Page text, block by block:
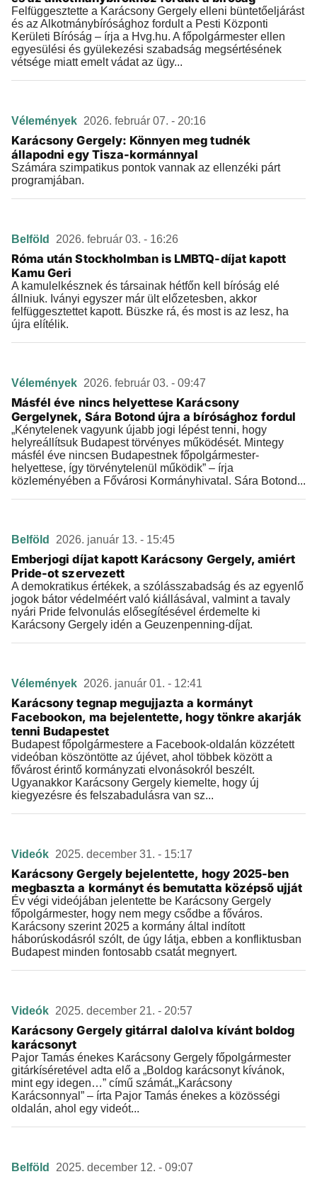
Felfüggesztette a Karácsony Gergely elleni büntetőeljárást
és az Alkotmánybírósághoz fordult a Pesti Központi
Kerületi Bíróság – írja a Hvg.hu. A főpolgármester ellen
egyesülési és gyülekezési szabadság megsértésének
vétsége miatt emelt vádat az ügy...
Vélemények 2026. február 07. - 20:16
Karácsony Gergely: Könnyen meg tudnék
állapodni egy Tisza-kormánnyal
Számára szimpatikus pontok vannak az ellenzéki párt
programjában.
Belföld 2026. február 03. - 16:26
Róma után Stockholmban is LMBTQ-díjat kapott
Kamu Geri
A kamulelkésznek és társainak hétfőn kell bíróság elé
állniuk. Iványi egyszer már ült előzetesben, akkor
felfüggesztettet kapott. Büszke rá, és most is az lesz, ha
újra elítélik.
Vélemények 2026. február 03. - 09:47
Másfél éve nincs helyettese Karácsony
Gergelynek, Sára Botond újra a bírósághoz fordul
„Kénytelenek vagyunk újabb jogi lépést tenni, hogy
helyreállítsuk Budapest törvényes működését. Mintegy
másfél éve nincsen Budapestnek főpolgármester-
helyettese, így törvénytelenül működik” – írja
közleményében a Fővárosi Kormányhivatal. Sára Botond...
Belföld 2026. január 13. - 15:45
Emberjogi díjat kapott Karácsony Gergely, amiért
Pride-ot szervezett
A demokratikus értékek, a szólásszabadság és az egyenlő
jogok bátor védelméért való kiállásával, valmint a tavaly
nyári Pride felvonulás elősegítésével érdemelte ki
Karácsony Gergely idén a Geuzenpenning-díjat.
Vélemények 2026. január 01. - 12:41
Karácsony tegnap megujjazta a kormányt
Facebookon, ma bejelentette, hogy tönkre akarják
tenni Budapestet
Budapest főpolgármestere a Facebook-oldalán közzétett
videóban köszöntötte az újévet, ahol többek között a
fővárost érintő kormányzati elvonásokról beszélt.
Ugyanakkor Karácsony Gergely kiemelte, hogy új
kiegyezésre és felszabadulásra van sz...
Videók 2025. december 31. - 15:17
Karácsony Gergely bejelentette, hogy 2025-ben
megbaszta a kormányt és bemutatta középső ujját
Év végi videójában jelentette be Karácsony Gergely
főpolgármester, hogy nem megy csődbe a főváros.
Karácsony szerint 2025 a kormány által indított
háborúskodásról szólt, de úgy látja, ebben a konfliktusban
Budapest minden fontosabb csatát megnyert.
Videók 2025. december 21. - 20:57
Karácsony Gergely gitárral dalolva kívánt boldog
karácsonyt
Pajor Tamás énekes Karácsony Gergely főpolgármester
gitárkíséretével adta elő a „Boldog karácsonyt kívánok,
mint egy idegen…” című számát.„Karácsony
Karácsonnyal” – írta Pajor Tamás énekes a közösségi
oldalán, ahol egy videót...
Belföld 2025. december 12. - 09:07